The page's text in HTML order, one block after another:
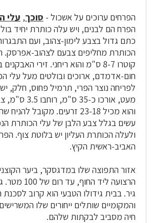
הפרחים ערוכים על אשכול - סוכך, עלי
הפרח הם לבנים, ויש עלה כותרת יחיד
כתם גדול בצבע לימון-צהוב, ועם
הכותרת מחליפים צבעם לצהוב-אפרסק.
קוטרו 8-7 ס"מ והוא ריחני. זירי
חום-אדמדם, ארוכים ובולטים מעל עלי
לפריחה נוצר הפרי, תרמיל פחוס, חלק,
מעט, אורכו כ-35
והוא מכיל 23-18 זרעים. מקובל
עשים בגלל צבע הלבן של עלי הכותרת
ולעלה הכותרת העליון יש בלוטת צוף.
האביב-ראשית הקיץ.
אזור התפוצה שלו במדגסקר, ביער
הרצועה ליד
גיר. בבית גידולו הטבעי הוא קרוב
והמקומיים שותלים ייחורים שלו
חיה מסביב לבקתות שלהם.